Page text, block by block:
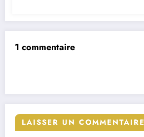
1 commentaire
LAISSER UN COMMENTAIRE